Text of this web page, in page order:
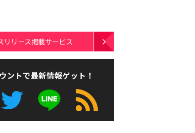
リリース掲載サービス
ントで最新情報ゲット！